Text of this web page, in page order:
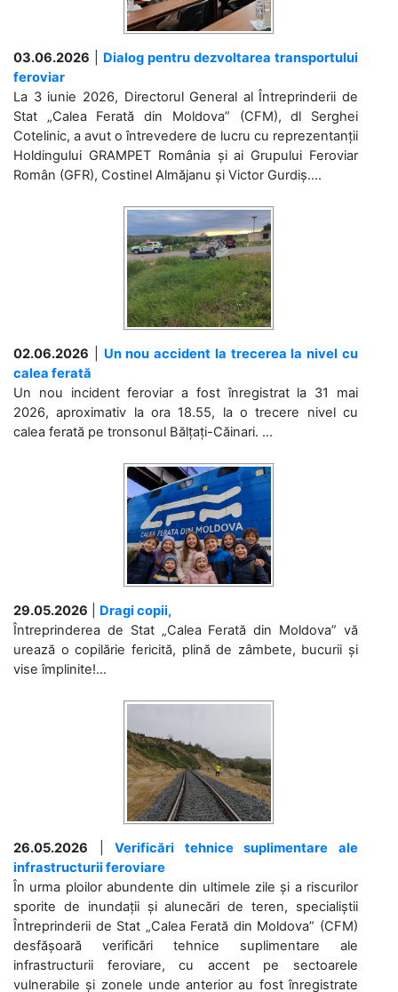
03.06.2026
Dialog pentru dezvoltarea transportului
feroviar
La 3 iunie 2026, Directorul General al Întreprinderii de
Stat „Calea Ferată din Moldova” (CFM), dl Serghei
Cotelinic, a avut o întrevedere de lucru cu reprezentanții
Holdingului GRAMPET România și ai Grupului Feroviar
Român (GFR), Costinel Almăjanu și Victor Gurdiș....
02.06.2026
Un nou accident la trecerea la nivel cu
calea ferată
Un nou incident feroviar a fost înregistrat la 31 mai
2026, aproximativ la ora 18.55, la o trecere nivel cu
calea ferată pe tronsonul Bălțați-Căinari. ...
29.05.2026
Dragi copii,
Întreprinderea de Stat „Calea Ferată din Moldova” vă
urează o copilărie fericită, plină de zâmbete, bucurii și
vise împlinite!...
26.05.2026 |Verificări tehnice suplimentare ale
infrastructurii feroviare
În urma ploilor abundente din ultimele zile și a riscurilor
sporite de inundații și alunecări de teren, specialiștii
Întreprinderii de Stat „Calea Ferată din Moldova” (CFM)
desfășoară verificări tehnice suplimentare ale
infrastructurii feroviare, cu accent pe sectoarele
vulnerabile și zonele unde anterior au fost înregistrate